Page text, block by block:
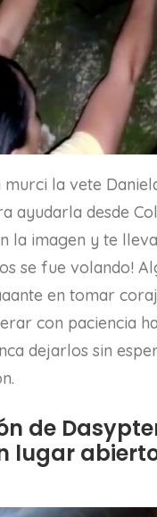
la vete
ayudarla desde
la imagen y te
se fue volando!
en tomar
con paciencia
dejarlos sin
de
lugar